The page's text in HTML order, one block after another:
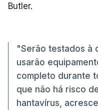
Butler.
"Serão testados à
usarão
completo durante
que não há risco
hantavírus,